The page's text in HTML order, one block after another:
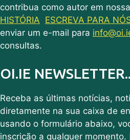
contribua como autor em
HISTÓRIA ESCREVA PARA
enviar um e-mail para
consultas.
OI.IE
Receba as últimas notícias,
diretamente na sua caixa de
usando o formulário abaixo,
inscrição a qualquer